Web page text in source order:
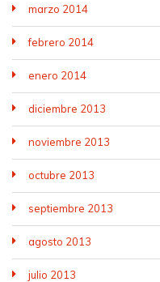
marzo 2014
febrero 2014
enero 2014
diciembre 2013
noviembre 2013
octubre 2013
septiembre 2013
agosto 2013
julio 2013